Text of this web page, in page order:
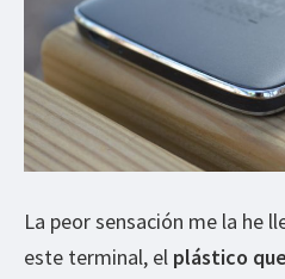
La peor sensación me la he
este terminal, el plástico